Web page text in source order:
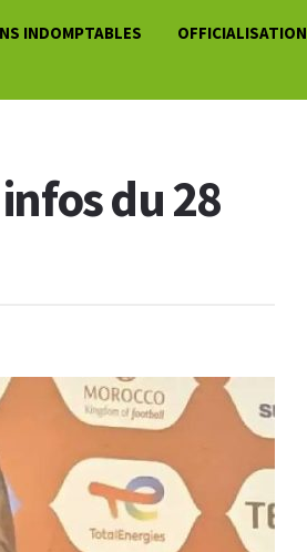
INDOMPTABLES OFFICIALISATION
du 28